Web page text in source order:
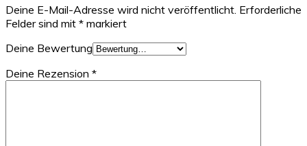
Deine E-Mail-Adresse wird nicht veröffentlicht. Erforderliche
Felder sind mit * markiert
Deine Bewertung
Deine Rezension *